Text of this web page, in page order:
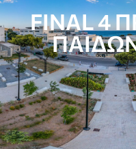
FINAL 4